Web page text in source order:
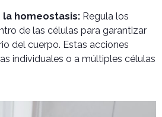
la homeostasis: Regula los
de las células para garantizar
del cuerpo. Estas acciones
individuales o a múltiples células